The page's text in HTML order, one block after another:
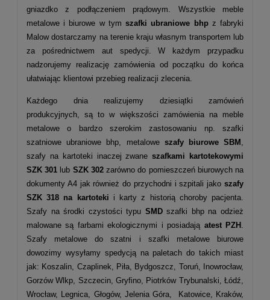
gniazdko z podłączeniem prądowym. Wszystkie meble
metalowe i biurowe w tymszafki ubraniowe bhpz fabryki
Malow dostarczamy na terenie kraju własnym transportem lub
za pośrednictwem aut spedycji. W każdym przypadku
nadzorujemy realizację zamówienia od początku do końca
ułatwiając klientowi przebieg realizacji zlecenia.
Każdego dnia realizujemy dziesiątki zamówień
produkcyjnych, są to w większości zamówienia na meble
metalowe o bardzo szerokim zastosowaniu np. szafki
szatniowe ubraniowe bhp, metalowe szafy biurowe SBM ,
szafy na kartoteki inaczej zwane szafkami kartotekowymi
SZK 301 lub SZK 302zarówno do pomieszczeń biurowych na
dokumenty A4 jak również do przychodni i szpitali jako szafy
SZK 318 na kartoteki i karty z historią choroby pacjenta.
Szafy na środki czystości typu SMDszafki bhp na odzież
malowane są farbami ekologicznymi i posiadają atest PZH .
Szafy metalowe do szatni i szafki metalowe biurowe
dowozimy wysyłamy spedycją na paletach do takich miast
jak: Koszalin, Czaplinek, Piła, Bydgoszcz, Toruń, Inowrocław,
Gorzów Wlkp, Szczecin, Gryfino, Piotrków Trybunalski, Łódź,
Wrocław, Legnica, Głogów, Jelenia Góra, Katowice, Kraków,